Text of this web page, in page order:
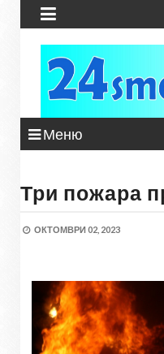

Меню
Три пожара
ОКТОМВРИ 02, 2023